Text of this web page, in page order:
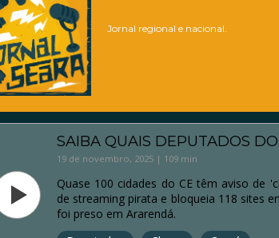
Jornal regional e nacional.
SAIBA QUAIS DEPUTADOS
19 de novembro, 2025 | 109 min
Quase 100 cidades do CE têm aviso de
de streaming pirata e bloqueia 118 sites
foi preso em Ararendá.